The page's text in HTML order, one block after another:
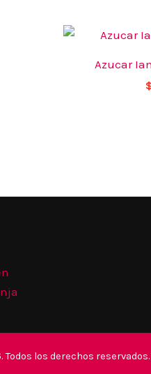
Azucar
los derechos